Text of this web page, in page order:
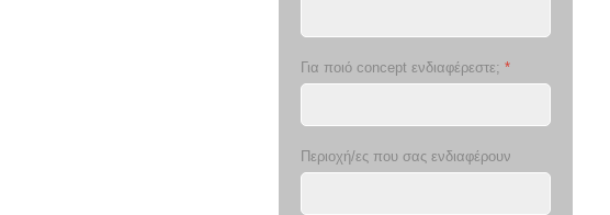
Για ποιό concept ενδιαφέρεστε; *
Περιοχή/ες που σας ενδιαφέρουν